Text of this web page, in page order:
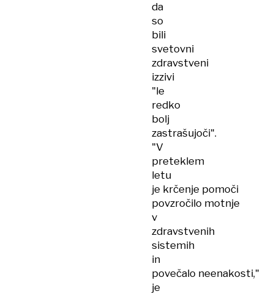
da
so
bili
svetovni
zdravstveni
izzivi
"le
redko
bolj
zastrašujoči".
"V
preteklem
letu
je krčenje pomoči
povzročilo motnje
v
zdravstvenih
sistemih
in
povečalo neenakosti,"
je